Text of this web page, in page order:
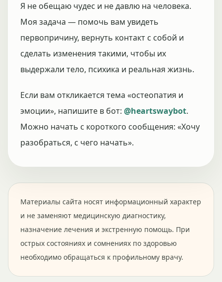
Я не обещаю чудес и не давлю на человека.
Моя задача — помочь вам увидеть
первопричину, вернуть контакт с собой и
сделать изменения такими, чтобы их
выдержали тело, психика и реальная жизнь.
Если вам откликается тема «остеопатия и
эмоции», напишите в бот: @heartswaybot.
Можно начать с короткого сообщения: «Хочу
разобраться, с чего начать».
Материалы сайта носят информационный характер
и не заменяют медицинскую диагностику,
назначение лечения и экстренную помощь. При
острых состояниях и сомнениях по здоровью
необходимо обращаться к профильному врачу.